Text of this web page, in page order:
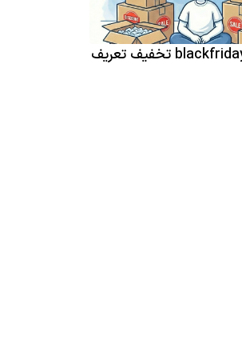
چطور برای blackfriday تخفیف تعریف